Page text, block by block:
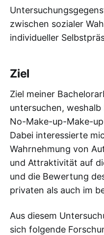
zwischen sozialer
individueller
Ziel
Ziel meiner
untersuchen, weshalb
No-Make-up-Make-
Dabei interessierte
Wahrnehmung von
und Attraktivität auf
und die Bewertung
privaten als auch im
Aus diesem
sich folgende